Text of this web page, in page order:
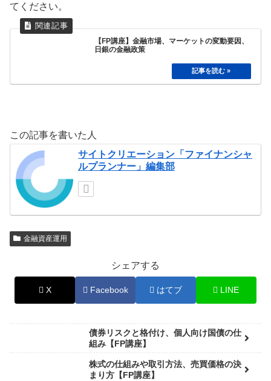
てください。
【FP講座】金融市場、マーケットの変動要因、
日銀の金融政策
この記事を書いた人
サイトクリエーション「ファイナンシャ
ルプランナー」編集部
金融資産運用
シェアする
X Facebook はてブ LINE
債券リスクと格付け、個人向け国債の仕
組み【FP講座】
株式の仕組みや取引方法、売買価格の決
まり方【FP講座】